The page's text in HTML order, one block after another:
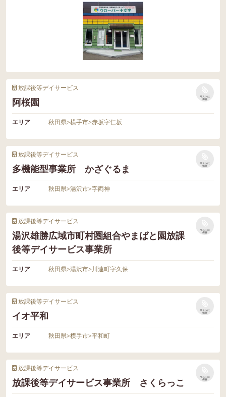
放課後等デイサービス
阿桜園
リストに
保存
エリア 秋田県>横手市>赤坂字仁坂
放課後等デイサービス
多機能型事業所 かざぐるま
リストに
保存
エリア 秋田県>湯沢市>字両神
放課後等デイサービス
湯沢雄勝広域市町村圏組合やまばと園放課
後等デイサービス事業所
リストに
保存
エリア 秋田県>湯沢市>川連町字久保
放課後等デイサービス
イオ平和
リストに
保存
エリア 秋田県>横手市>平和町
放課後等デイサービス
放課後等デイサービス事業所 さくらっこ
リストに
保存